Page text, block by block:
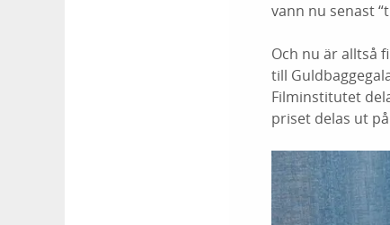
vann nu senast
Och nu är alltså
till
Filminstitutet
priset delas ut